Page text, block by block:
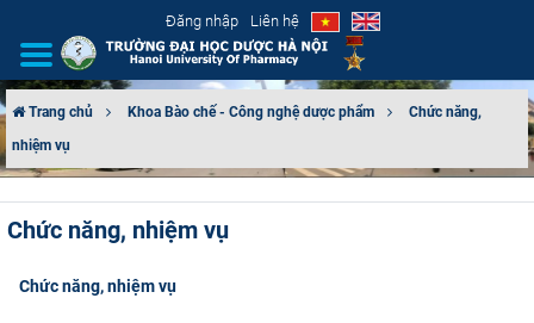
Đăng nhập Liên hệ
GIỚI THIỆU
CƠ CẤU TỔ CHỨC
TUYỂN SINH
Trang chủ Khoa Bào chế - Công nghệ dược phẩm
Chức năng,
nhiệm vụ
Chức năng, nhiệm vụ
Chức năng, nhiệm vụ